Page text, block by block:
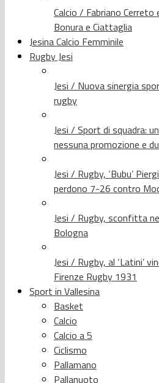
Calcio / Fabriano
Bonura e Ciattaglia
Jesina Calcio Femminile
Rugby Jesi
Jesi / Nuova sinergia
rugby
Jesi / Sport di squadra:
nessuna promozione e
Jesi / Rugby, ‘Bubu’
perdono 7-26 contro
Jesi / Rugby, sconfitta
Bologna
Jesi / Rugby, al ‘Latini’
Firenze Rugby 1931
Sport in Vallesina
Basket
Calcio
Calcio a 5
Ciclismo
Pallamano
Pallanuoto